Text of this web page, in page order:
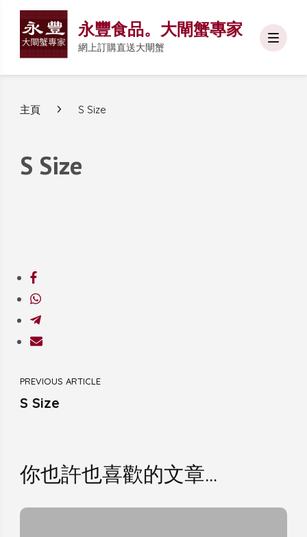
永豐食品。大閘蟹專家
網上訂購直送大閘蟹
主頁 S Size
S Size
Post
Navigation
PREVIOUS ARTICLE
S Size
你也許也喜歡的文章...